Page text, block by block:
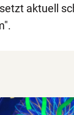
aktuell